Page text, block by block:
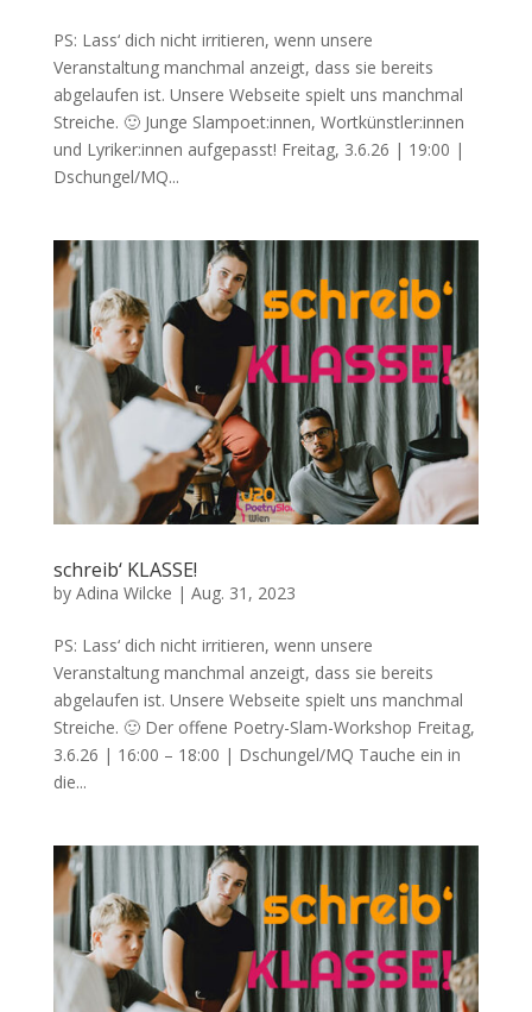
PS: Lass‘ dich nicht irritieren, wenn unsere
Veranstaltung manchmal anzeigt, dass sie bereits
abgelaufen ist. Unsere Webseite spielt uns manchmal
Streiche. 🙂 Junge Slampoet:innen, Wortkünstler:innen
und Lyriker:innen aufgepasst! Freitag, 3.6.26 | 19:00 |
Dschungel/MQ...
schreib‘ KLASSE!
by Adina Wilcke | Aug. 31, 2023
PS: Lass‘ dich nicht irritieren, wenn unsere
Veranstaltung manchmal anzeigt, dass sie bereits
abgelaufen ist. Unsere Webseite spielt uns manchmal
Streiche. 🙂 Der offene Poetry-Slam-Workshop Freitag,
3.6.26 | 16:00 – 18:00 | Dschungel/MQ Tauche ein in
die...